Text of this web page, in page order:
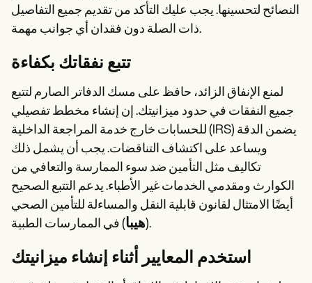
النصائح لتحسينها. يجب عليك التأكد من تقديم جميع التفاصيل
ذات الصلة دون فقدان أي جوانب مهمة.
تتبع نفقاتك بكفاءة
لمنع الإنفاق الزائد، حافظ على مسك الدفاتر الصارم لتتبع
جميع النفقات في حدود ميزانيتك. إن إنشاء مخطط تفصيلي
للحسابات خارج خدمة المراجعة الداخلية (IRS) يضمن الدقة
ويساعد على اكتشاف التناقضات. يجب أن يشمل ذلك
تكاليف مثل التأمين ضد سوء الممارسة والتعافي من
الكوارث ومقدمي الخدمات غير الأطباء. يدعم التتبع الصحيح
أيضًا الامتثال لقانون قابلية النقل والمساءلة للتأمين الصحي
(هيبا ) في الممارسات الطبية.
استخدم المعايير أثناء إنشاء ميزانيتك